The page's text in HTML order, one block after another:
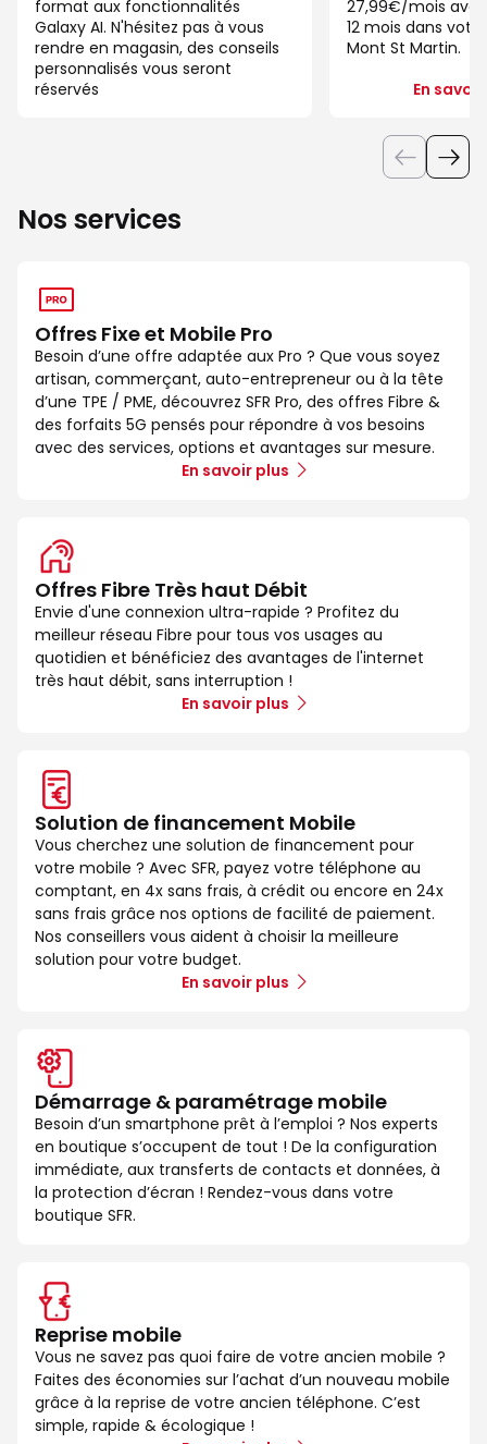
format aux fonctionnalités
Galaxy AI. N'hésitez pas à vous
rendre en magasin, des conseils
personnalisés vous seront
réservés
27,99€/mois
12 mois dans
Mont St Martin.
En
Nos services
Offres Fixe et Mobile Pro
Besoin d’une offre adaptée aux Pro ? Que vous soyez
artisan, commerçant, auto-entrepreneur ou à la tête
d’une TPE / PME, découvrez SFR Pro, des offres Fibre &
des forfaits 5G pensés pour répondre à vos besoins
avec des services, options et avantages sur mesure.
En savoir plus
Offres Fibre Très haut Débit
Envie d'une connexion ultra-rapide ? Profitez du
meilleur réseau Fibre pour tous vos usages au
quotidien et bénéficiez des avantages de l'internet
très haut débit, sans interruption !
En savoir plus
Solution de financement Mobile
Vous cherchez une solution de financement pour
votre mobile ? Avec SFR, payez votre téléphone au
comptant, en 4x sans frais, à crédit ou encore en 24x
sans frais grâce nos options de facilité de paiement.
Nos conseillers vous aident à choisir la meilleure
solution pour votre budget.
En savoir plus
Démarrage & paramétrage mobile
Besoin d’un smartphone prêt à l’emploi ? Nos experts
en boutique s’occupent de tout ! De la configuration
immédiate, aux transferts de contacts et données, à
la protection d’écran ! Rendez-vous dans votre
boutique SFR.
Reprise mobile
Vous ne savez pas quoi faire de votre ancien mobile ?
Faites des économies sur l’achat d’un nouveau mobile
grâce à la reprise de votre ancien téléphone. C’est
simple, rapide & écologique !